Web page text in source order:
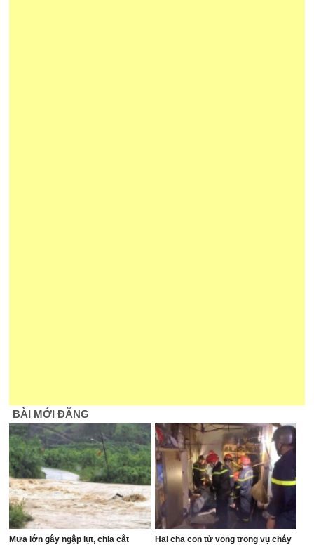
BÀI MỚI ĐĂNG
Mưa lớn gây ngập lụt, chia cắt
Hai cha con tử vong trong vụ cháy